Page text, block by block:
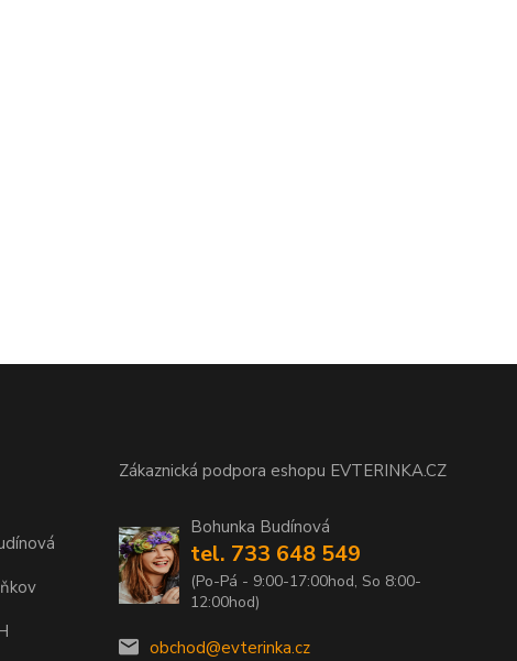
Zákaznická podpora eshopu EVTERINKA.CZ
Bohunka Budínová
tel. 733 648 549
(Po-Pá - 9:00-17:00hod, So 8:00-
12:00hod)
obchod@evterinka.cz